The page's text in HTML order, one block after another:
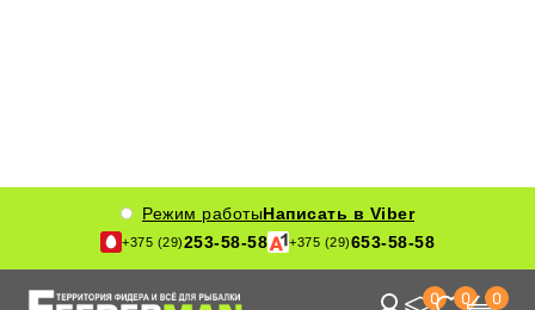
Режим работыНаписать в Viber
+375 (29)253-58-58 +375 (29)653-58-58
0 0 0